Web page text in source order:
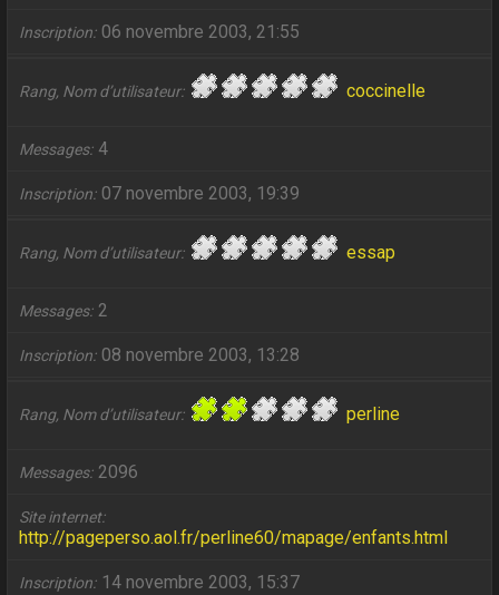
Inscription 06 novembre 2003, 21:55
Rang, Nom d’utilisateur coccinelle
Messages 4
Inscription 07 novembre 2003, 19:39
Rang, Nom d’utilisateur essap
Messages 2
Inscription 08 novembre 2003, 13:28
Rang, Nom d’utilisateur perline
Messages 2096
Site internet
http://pageperso.aol.fr/perline60/mapage/enfants.html
Inscription 14 novembre 2003, 15:37